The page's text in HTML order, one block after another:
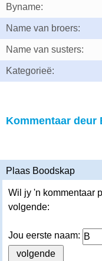
Byname:
Name van broers:
Name van susters:
Kategorieë:
Kommentaar deur
Plaas Boodskap
Wil jy 'n kommentaar
volgende:
Jou eerste naam: